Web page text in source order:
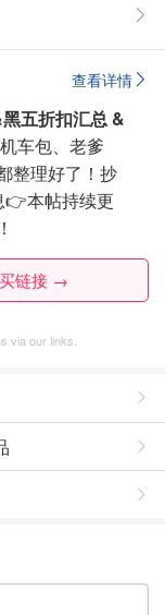
查看详情
五折扣汇总 &
车包、老爹
整理好了！抄
👉本帖持续更
链接 →
via our links.